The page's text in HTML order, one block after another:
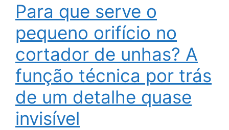
Para que serve o
pequeno orifício no
cortador de unhas? A
função técnica por trás
de um detalhe quase
invisível